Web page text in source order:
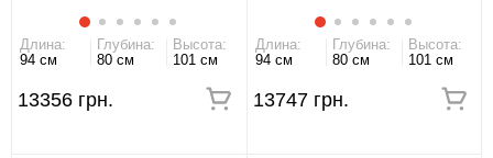
Длина:
94 см
Глубина:
80 см
Высота:
101 см
13356 грн.
Длина:
94 см
Глубина:
80 см
Высота:
101 см
13747 грн.